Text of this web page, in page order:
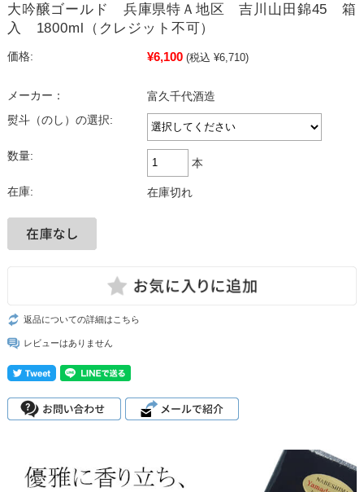
大吟醸ゴールド 兵庫県特Ａ地区 吉川山田錦45 箱
入 1800ml（クレジット不可）
価格: ¥6,100 (税込 ¥6,710)
メーカー：
富久千代酒造
熨斗（のし）の選択:
数量:
本
在庫: 在庫切れ
返品についての詳細はこちら
レビューはありません